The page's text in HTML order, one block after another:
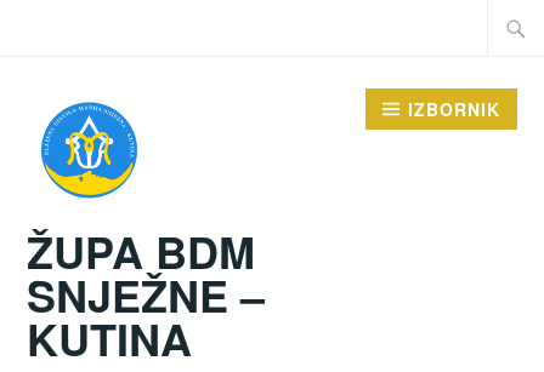
Traži:
ŽUPA BDM
SNJEŽNE –
KUTINA
IZBORNIK